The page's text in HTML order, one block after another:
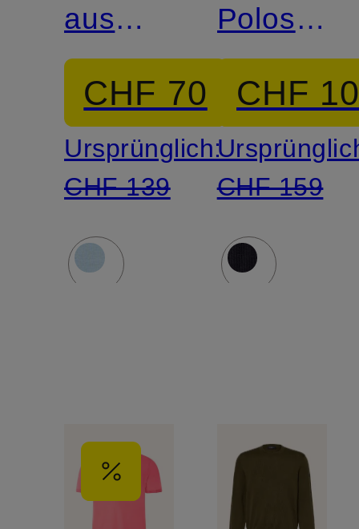
aus
Merinowolle
CHF 70
Ursprünglich:
CHF 139
Poloshirt
aus
CHF
CHF 159